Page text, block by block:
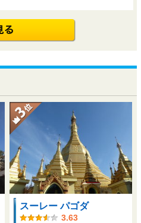
スーレー パゴダ
3.63